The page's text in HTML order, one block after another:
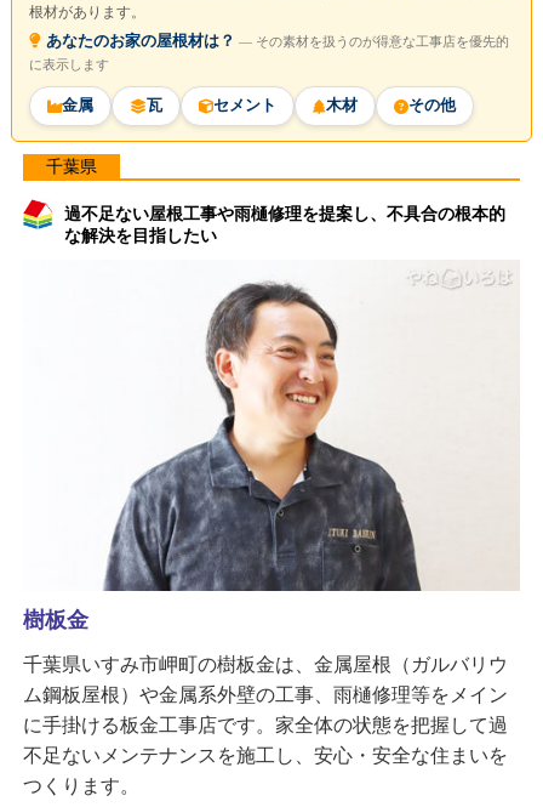
根材があります。
あなたのお家の屋根材は？ ― その素材を扱うのが得意な工事店を優先的
に表示します
金属 瓦 セメント 木材 その他
千葉県
過不足ない屋根工事や雨樋修理を提案し、不具合の根本的
な解決を目指したい
樹板金
千葉県いすみ市岬町の樹板金は、金属屋根（ガルバリウ
ム鋼板屋根）や金属系外壁の工事、雨樋修理等をメイン
に手掛ける板金工事店です。家全体の状態を把握して過
不足ないメンテナンスを施工し、安心・安全な住まいを
つくります。